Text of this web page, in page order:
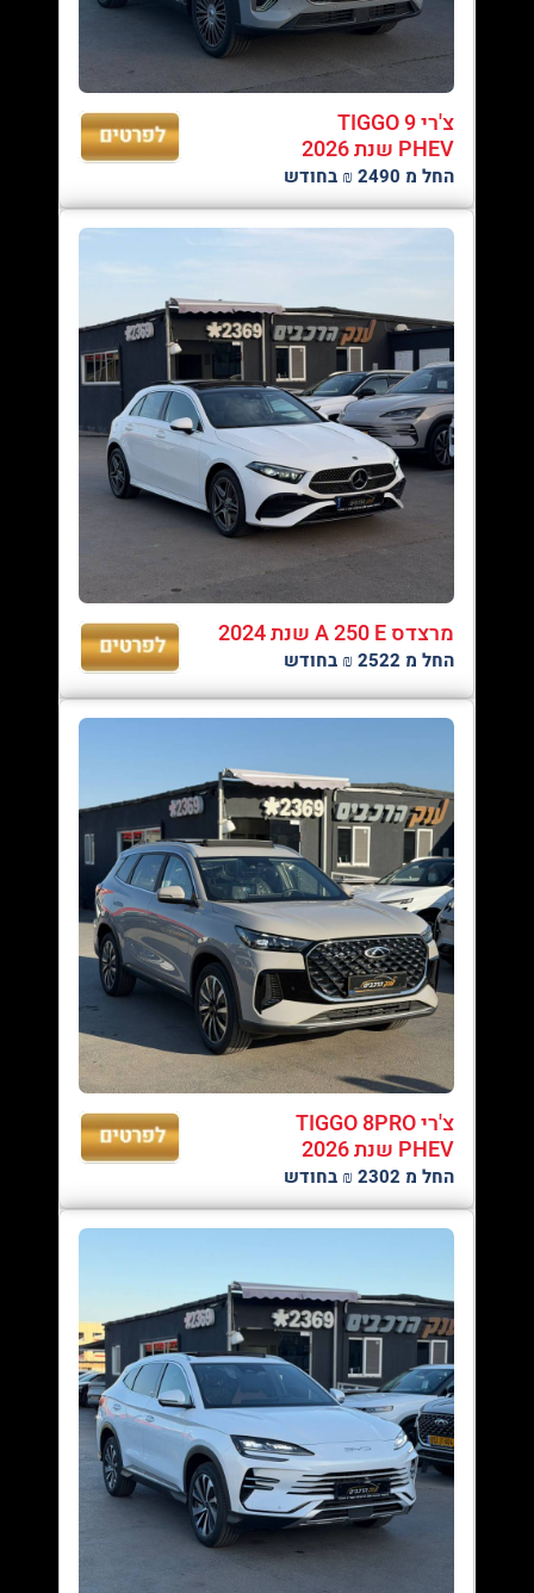
צ'רי TIGGO 9
PHEV שנת 2026
החל מ 2490 ₪ בחודש
מרצדס A 250 E שנת 2024
החל מ 2522 ₪ בחודש
צ'רי TIGGO 8PRO
PHEV שנת 2026
החל מ 2302 ₪ בחודש